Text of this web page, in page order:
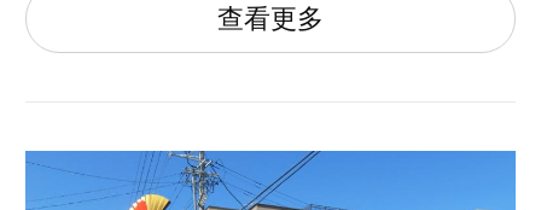
查看更多